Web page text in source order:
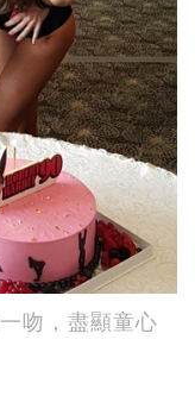
吻，盡顯童心